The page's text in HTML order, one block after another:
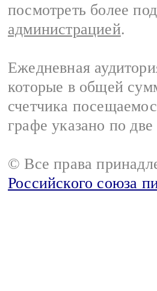
посмотреть более
администрацией.
Ежедневная
которые в общей
счетчика
графе указано по
© Все права
Российского союза